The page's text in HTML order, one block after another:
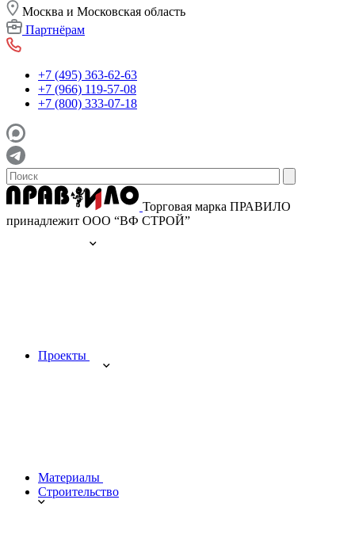
Москва и Московская область
Партнёрам
+7 (495) 363-62-63
+7 (966) 119-57-08
+7 (800) 333-07-18
Торговая марка ПРАВИЛО
принадлежит ООО “ВФ СТРОЙ”
Проекты
Материалы
Строительство